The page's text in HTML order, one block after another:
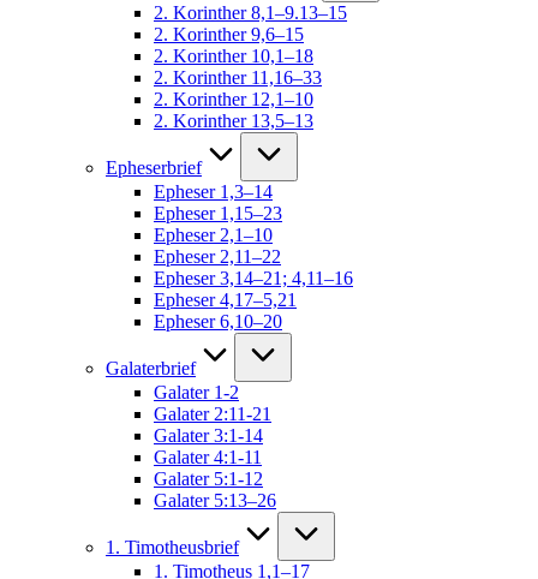
2. Korinther 8,1–9.13–15
2. Korinther 9,6–15
2. Korinther 10,1–18
2. Korinther 11,16–33
2. Korinther 12,1–10
2. Korinther 13,5–13
Epheserbrief
Epheser 1,3–14
Epheser 1,15–23
Epheser 2,1–10
Epheser 2,11–22
Epheser 3,14–21; 4,11–16
Epheser 4,17–5,21
Epheser 6,10–20
Galaterbrief
Galater 1-2
Galater 2:11-21
Galater 3:1-14
Galater 4:1-11
Galater 5:1-12
Galater 5:13–26
1. Timotheusbrief
1. Timotheus 1,1–17